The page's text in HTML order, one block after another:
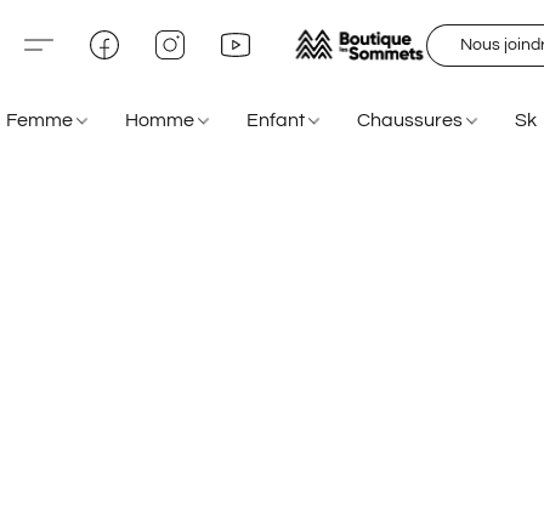
Nous
Femme Homme Enfant Chaussures